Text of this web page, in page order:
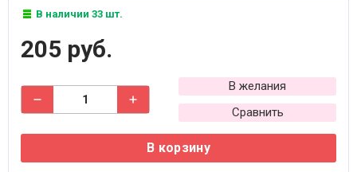
В наличии 33 шт.
205 руб.
В желания
Сравнить
В корзину